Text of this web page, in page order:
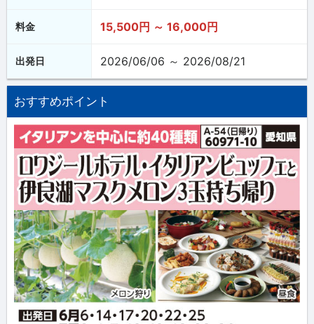
料金 15,500円 ～ 16,000円
出発日 2026/06/06 ～ 2026/08/21
おすすめポイント